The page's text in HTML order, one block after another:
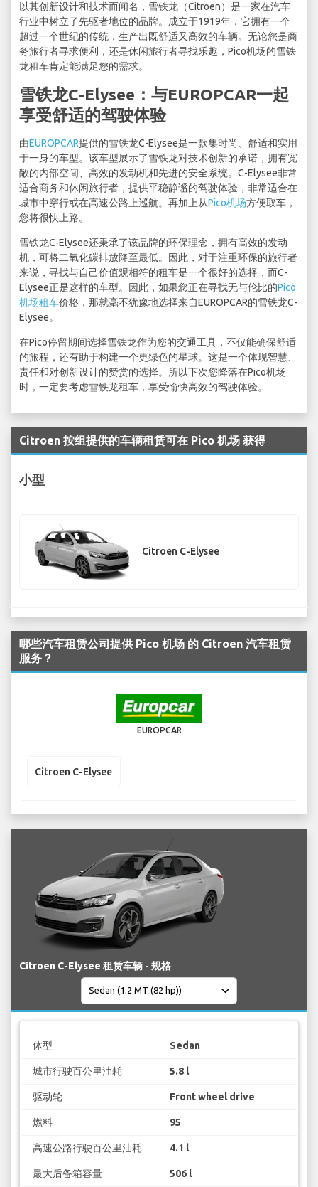
以其创新设计和技术而闻名，雪铁龙（Citroen）是一家在汽车
行业中树立了先驱者地位的品牌。成立于1919年，它拥有一个
超过一个世纪的传统，生产出既舒适又高效的车辆。无论您是商
务旅行者寻求便利，还是休闲旅行者寻找乐趣，Pico机场的雪铁
龙租车肯定能满足您的需求。
雪铁龙C-Elysee：与EUROPCAR一起
享受舒适的驾驶体验
由EUROPCAR提供的雪铁龙C-Elysee是一款集时尚、舒适和实用
于一身的车型。该车型展示了雪铁龙对技术创新的承诺，拥有宽
敞的内部空间、高效的发动机和先进的安全系统。C-Elysee非常
适合商务和休闲旅行者，提供平稳静谧的驾驶体验，非常适合在
城市中穿行或在高速公路上巡航。再加上从Pico机场方便取车，
您将很快上路。
雪铁龙C-Elysee还秉承了该品牌的环保理念，拥有高效的发动
机，可将二氧化碳排放降至最低。因此，对于注重环保的旅行者
来说，寻找与自己价值观相符的租车是一个很好的选择，而C-
Elysee正是这样的车型。因此，如果您正在寻找无与伦比的Pico
机场租车价格，那就毫不犹豫地选择来自EUROPCAR的雪铁龙C-
Elysee。
在Pico停留期间选择雪铁龙作为您的交通工具，不仅能确保舒适
的旅程，还有助于构建一个更绿色的星球。这是一个体现智慧、
责任和对创新设计的赞赏的选择。所以下次您降落在Pico机场
时，一定要考虑雪铁龙租车，享受愉快高效的驾驶体验。
Citroen 按组提供的车辆租赁可在 Pico 机场 获得
小型
Citroen C-Elysee
哪些汽车租赁公司提供 Pico 机场 的 Citroen 汽车租赁
服务？
EUROPCAR
Citroen C-Elysee
Citroen C-Elysee 租赁车辆 - 规格
体型 Sedan
城市行驶百公里油耗 5.8 l
驱动轮 Front wheel drive
燃料 95
高速公路行驶百公里油耗 4.1 l
最大后备箱容量 506 l